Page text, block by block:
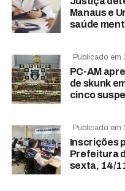
Manaus e
saúde
Publicado em
PC-AM
de skunk
cinco
Publicado em
Inscrições
Prefeitura
sexta, 14/